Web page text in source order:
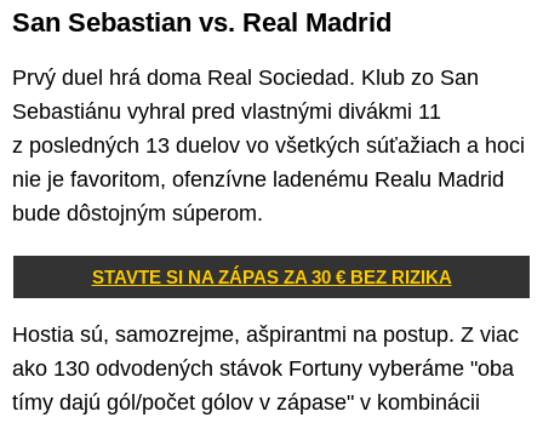
San Sebastian vs. Real Madrid
Prvý duel hrá doma Real Sociedad. Klub zo San
Sebastiánu vyhral pred vlastnými divákmi 11
z posledných 13 duelov vo všetkých súťažiach a hoci
nie je favoritom, ofenzívne ladenému Realu Madrid
bude dôstojným súperom.
STAVTE SI NA ZÁPAS ZA 30 € BEZ RIZIKA
Hostia sú, samozrejme, ašpirantmi na postup. Z viac
ako 130 odvodených stávok Fortuny vyberáme "oba
tímy dajú gól/počet gólov v zápase" v kombinácii